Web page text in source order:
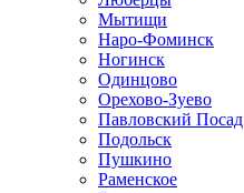
Мытищи
Наро-Фоминск
Ногинск
Одинцово
Орехово-Зуево
Павловский Посад
Подольск
Пушкино
Раменское